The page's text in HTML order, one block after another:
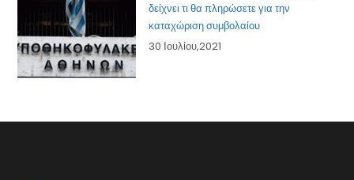
δείχνει τι θα πληρώσετε για την
καταχώριση συμβολαίου
30 Ιουλίου,2021